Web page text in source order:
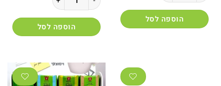
הוספה לסל
הוספה לסל